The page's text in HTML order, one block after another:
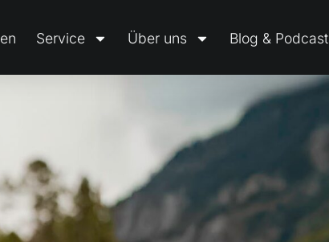
Service Über uns Blog & Podcast